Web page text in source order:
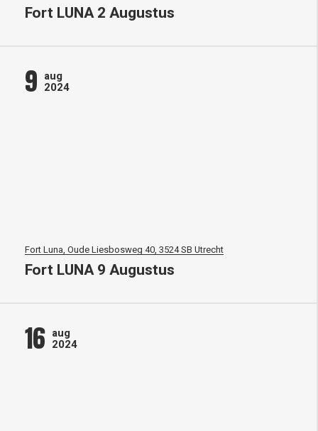
Fort LUNA 2 Augustus
9 aug
2024
Fort Luna, Oude Liesbosweg 40, 3524 SB Utrecht
Fort LUNA 9 Augustus
16 aug
2024